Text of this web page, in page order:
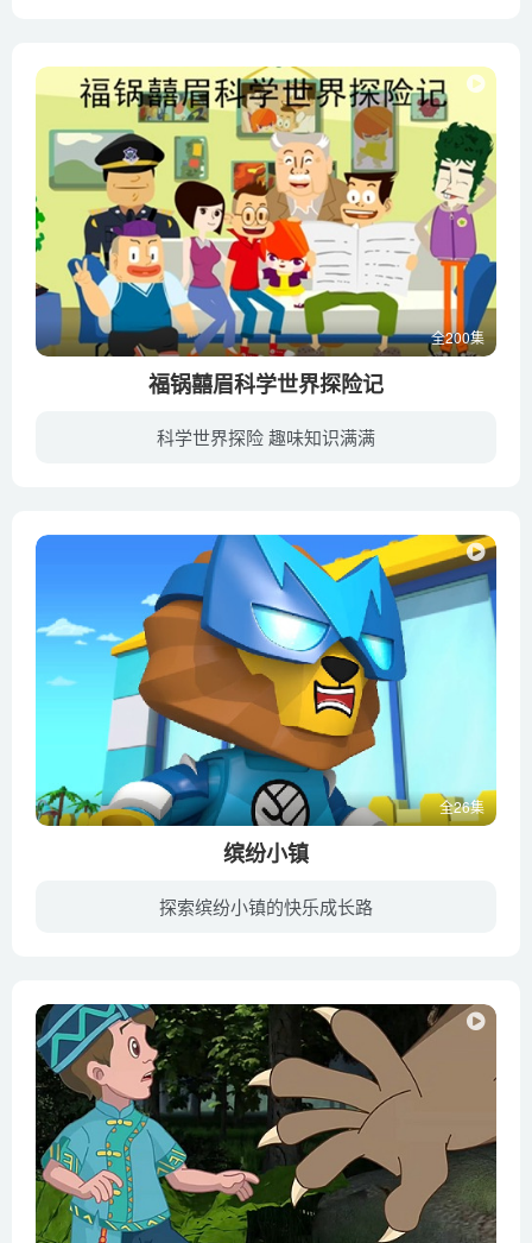
全200集
福锅囍眉科学世界探险记
科学世界探险 趣味知识满满
全26集
缤纷小镇
探索缤纷小镇的快乐成长路